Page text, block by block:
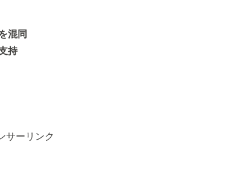
混同
持
サーリンク